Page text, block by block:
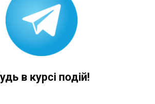
в курсі подій!